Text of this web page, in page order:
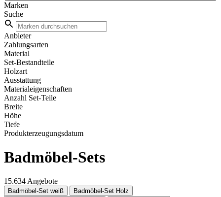
Marken
Suche
Anbieter
Zahlungsarten
Material
Set-Bestandteile
Holzart
Ausstattung
Materialeigenschaften
Anzahl Set-Teile
Breite
Höhe
Tiefe
Produkterzeugungsdatum
Badmöbel-Sets
15.634 Angebote
Badmöbel-Set weiß
Badmöbel-Set Holz